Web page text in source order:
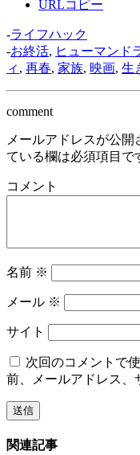
URLコピー
-ライフハック
-お終活, ヒューマンド
ィ , 再春, 家族, 映画, 生
comment
メールアドレスが公開
ている欄は必須項目で
コメント
名前 ※
メール ※
サイト
次回のコメントで
前、メールアドレス、
関連記事